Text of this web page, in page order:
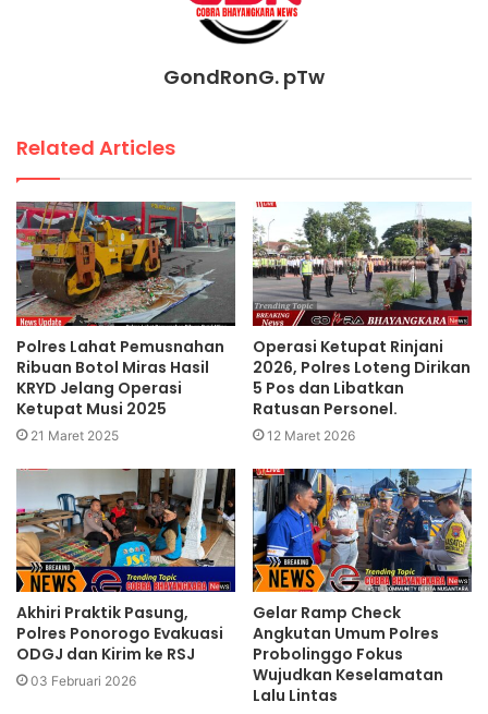
GondRonG. pTw
Related Articles
Polres Lahat Pemusnahan
Ribuan Botol Miras Hasil
KRYD Jelang Operasi
Ketupat Musi 2025
21 Maret 2025
Operasi Ketupat Rinjani
2026, Polres Loteng Dirikan
5 Pos dan Libatkan
Ratusan Personel.‎
12 Maret 2026
Akhiri Praktik Pasung,
Polres Ponorogo Evakuasi
ODGJ dan Kirim ke RSJ
03 Februari 2026
Gelar Ramp Check
Angkutan Umum Polres
Probolinggo Fokus
Wujudkan Keselamatan
Lalu Lintas